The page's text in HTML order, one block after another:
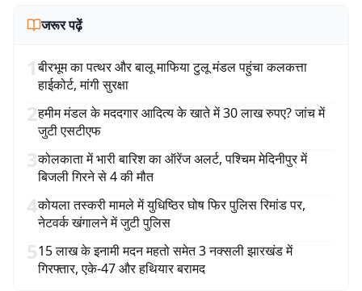
जरूर पढ़ें
1बीरभूम का पत्थर और बालू माफिया टुलू मंडल पहुंचा कलकत्ता
हाईकोर्ट, मांगी सुरक्षा
2हमीम मंडल के मददगार आदित्य के खाते में 30 लाख रुपए? जांच में
जुटी एसटीएफ
3कोलकाता में भारी बारिश का ऑरेंज अलर्ट, पश्चिम मेदिनीपुर में
बिजली गिरने से 4 की मौत
4कोयला तस्करी मामले में युधिष्ठिर घोष फिर पुलिस रिमांड पर,
नेटवर्क खंगालने में जुटी पुलिस
515 लाख के इनामी मदन महतो समेत 3 नक्सली झारखंड में
गिरफ्तार, एके-47 और हथियार बरामद